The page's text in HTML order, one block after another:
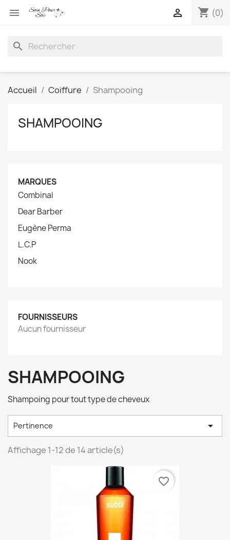
 shopping_cart (0)

search
Accueil Coiffure Shampooing
SHAMPOOING
MARQUES
Combinal
Dear Barber
Eugène Perma
L.C.P
Nook
FOURNISSEURS
Aucun fournisseur
SHAMPOOING
Shampoing pour tout type de cheveux
Pertinence 
Affichage 1-12 de 14 article(s)
favorite_border